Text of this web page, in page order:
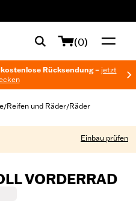
(0)
Rücksendung – jetzt
/Reifen und Räder/Räder
Einbau prüfen
VORDERRAD